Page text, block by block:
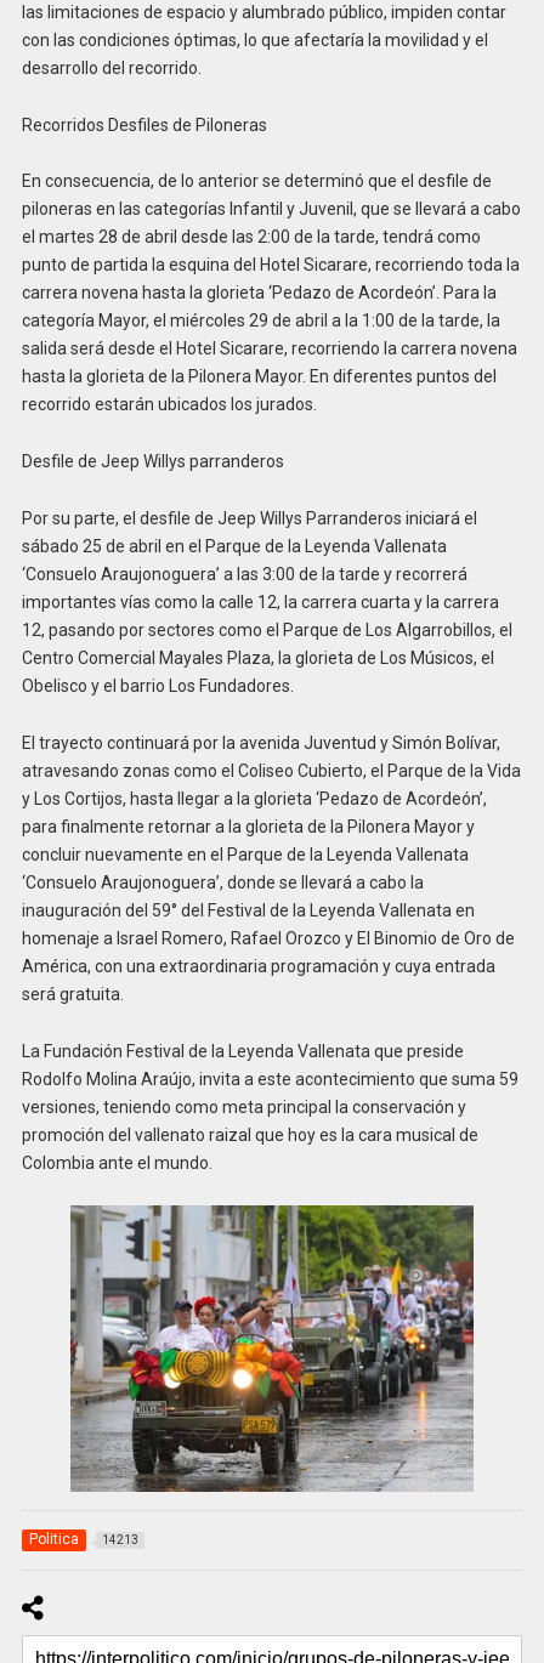
las limitaciones de espacio y alumbrado público, impiden contar
con las condiciones óptimas, lo que afectaría la movilidad y el
desarrollo del recorrido.
Recorridos Desfiles de Piloneras
En consecuencia, de lo anterior se determinó que el desfile de
piloneras en las categorías Infantil y Juvenil, que se llevará a cabo
el martes 28 de abril desde las 2:00 de la tarde, tendrá como
punto de partida la esquina del Hotel Sicarare, recorriendo toda la
carrera novena hasta la glorieta ‘Pedazo de Acordeón’. Para la
categoría Mayor, el miércoles 29 de abril a la 1:00 de la tarde, la
salida será desde el Hotel Sicarare, recorriendo la carrera novena
hasta la glorieta de la Pilonera Mayor. En diferentes puntos del
recorrido estarán ubicados los jurados.
Desfile de Jeep Willys parranderos
Por su parte, el desfile de Jeep Willys Parranderos iniciará el
sábado 25 de abril en el Parque de la Leyenda Vallenata
‘Consuelo Araujonoguera’ a las 3:00 de la tarde y recorrerá
importantes vías como la calle 12, la carrera cuarta y la carrera
12, pasando por sectores como el Parque de Los Algarrobillos, el
Centro Comercial Mayales Plaza, la glorieta de Los Músicos, el
Obelisco y el barrio Los Fundadores.
El trayecto continuará por la avenida Juventud y Simón Bolívar,
atravesando zonas como el Coliseo Cubierto, el Parque de la Vida
y Los Cortijos, hasta llegar a la glorieta ‘Pedazo de Acordeón’,
para finalmente retornar a la glorieta de la Pilonera Mayor y
concluir nuevamente en el Parque de la Leyenda Vallenata
‘Consuelo Araujonoguera’, donde se llevará a cabo la
inauguración del 59° del Festival de la Leyenda Vallenata en
homenaje a Israel Romero, Rafael Orozco y El Binomio de Oro de
América, con una extraordinaria programación y cuya entrada
será gratuita.
La Fundación Festival de la Leyenda Vallenata que preside
Rodolfo Molina Araújo, invita a este acontecimiento que suma 59
versiones, teniendo como meta principal la conservación y
promoción del vallenato raizal que hoy es la cara musical de
Colombia ante el mundo.
Politica 14213